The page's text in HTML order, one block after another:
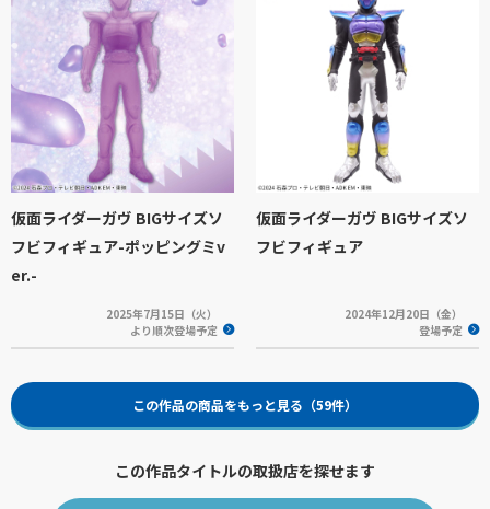
仮面ライダーガヴ BIGサイズソ
フビフィギュア-ポッピングミv
er.-
2025年7月15日（火）
より順次登場予定
仮面ライダーガヴ BIGサイズソ
フビフィギュア
2024年12月20日（金）
登場予定
この作品の商品をもっと見る（59件）
この作品タイトルの取扱店を探せます